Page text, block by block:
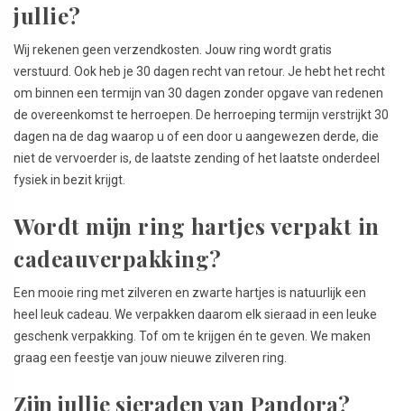
jullie?
Wij rekenen geen verzendkosten. Jouw ring wordt gratis
verstuurd. Ook heb je 30 dagen recht van retour. Je hebt het recht
om binnen een termijn van 30 dagen zonder opgave van redenen
de overeenkomst te herroepen. De herroeping termijn verstrijkt 30
dagen na de dag waarop u of een door u aangewezen derde, die
niet de vervoerder is, de laatste zending of het laatste onderdeel
fysiek in bezit krijgt.
Wordt mijn ring hartjes verpakt in
cadeauverpakking?
Een mooie ring met zilveren en zwarte hartjes is natuurlijk een
heel leuk cadeau. We verpakken daarom elk sieraad in een leuke
geschenk verpakking. Tof om te krijgen én te geven. We maken
graag een feestje van jouw nieuwe zilveren ring.
Zijn jullie sieraden van Pandora?